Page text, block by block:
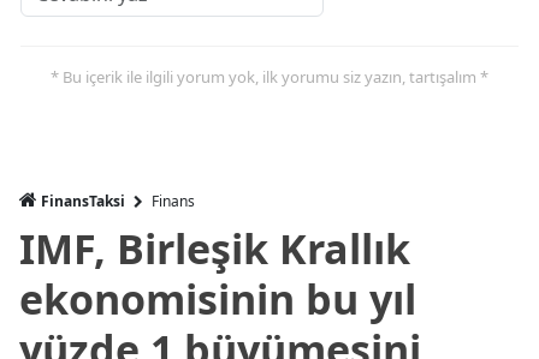
* Bu içerik ile ilgili yorum yok, ilk yorumu siz yazın, tartışalım *
FinansTaksi Finans
IMF, Birleşik Krallık
ekonomisinin bu yıl